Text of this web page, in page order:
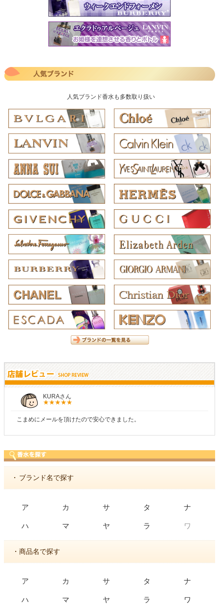
人気ブランド香水も多数取り扱い
KURAさん
こまめにメールを頂けたので安心できました。
・ ブランド名で探す
ア カ サ タ ナ
ハ マ ヤ ラ ワ
・商品名で探す
ア カ サ タ ナ
ハ マ ヤ ラ ワ